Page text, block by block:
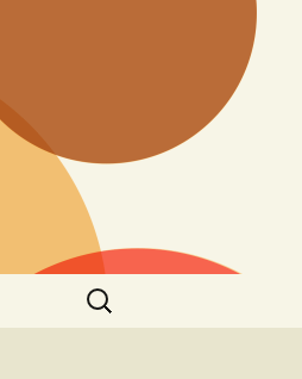
Търсене
за: